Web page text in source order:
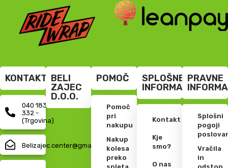
KONTAKT
040 183
332 -
(Trgovina)
Belizajec.center@gmail.com
BELI
ZAJEC
D.O.O.
POMOČ
Pomoč
pri
nakupu
Nakup
kolesa
preko
SPLOŠNE
INFORMACIJE
Kontakt
Kje
smo?
O nas
PRAVNE
Splošni
pogoji
Vračila
in